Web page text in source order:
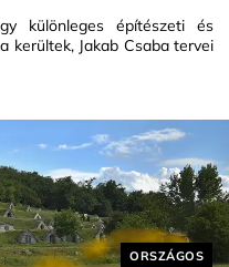
Helyszín
ORSZÁGOS
különleges építészeti és
kerültek, Jakab Csaba tervei